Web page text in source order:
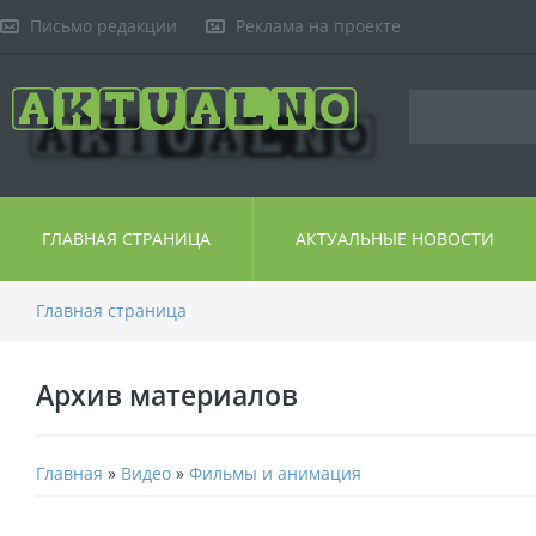
Письмо редакции Реклама на проекте
ГЛАВНАЯ СТРАНИЦА АКТУАЛЬНЫЕ НОВОСТИ
Главная страница
Архив материалов
Главная » Видео » Фильмы и анимация